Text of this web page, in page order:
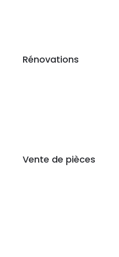
Rénovations
Vente de pièces